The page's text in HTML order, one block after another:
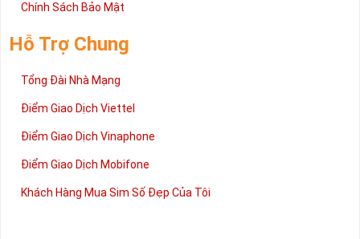
Chính Sách Bảo Mật
Hỗ Trợ Chung
Tổng Đài Nhà Mạng
Điểm Giao Dịch Viettel
Điểm Giao Dịch Vinaphone
Điểm Giao Dịch Mobifone
Khách Hàng Mua Sim Số Đẹp Của Tôi